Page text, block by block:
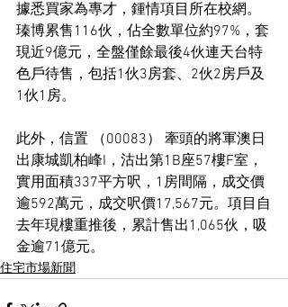
據悉買家為專才，鍾情項目所在校網。
瑧博累售116伙，佔全數單位約97%，套
現近9億元，全盤僅餘最後4伙連天台特
色戶待售，包括1伙3房套、2伙2房戶及
1伙1房。
此外，信置 （00083） 牽頭的將軍澳日
出康城凱柏峰I，沽出第1B座57樓F室，
實用面積337平方呎，1房間隔，成交價
逾592萬元，成交呎價17,567元。項目自
去年現樓重推後，累計售出1,065伙，吸
金逾71億元。
住宅市場新聞